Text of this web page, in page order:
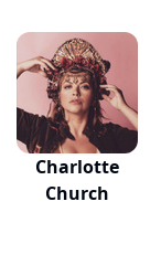
Charlotte
Church